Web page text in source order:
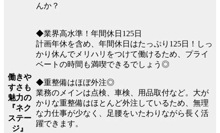
んか？
働きや
すさも
魅力の
『ネク
ステー
ジ』
◆業界高水準！年間休日125日
計画年休を含め、年間休日はたっぷり125日！しっ
かり休んでメリハリをつけて働けるため、プライ
ベートの時間も満喫できるでしょう◎
◆重整備はほぼ外注◎
業務のメインは点検、車検、用品取付など。大が
かりな重整備はほとんど外注しているため、無理
な力仕事が少なく、足腰をいたわりながら長く活
躍できます。